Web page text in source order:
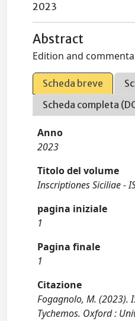
2023
Abstract
Edition and
Scheda breve
Scheda completa
Anno
2023
Titolo del volume
Inscriptiones Siciliae -
pagina iniziale
1
Pagina finale
1
Citazione
Fogagnolo, M. (2023).
Tychemos. Oxford :